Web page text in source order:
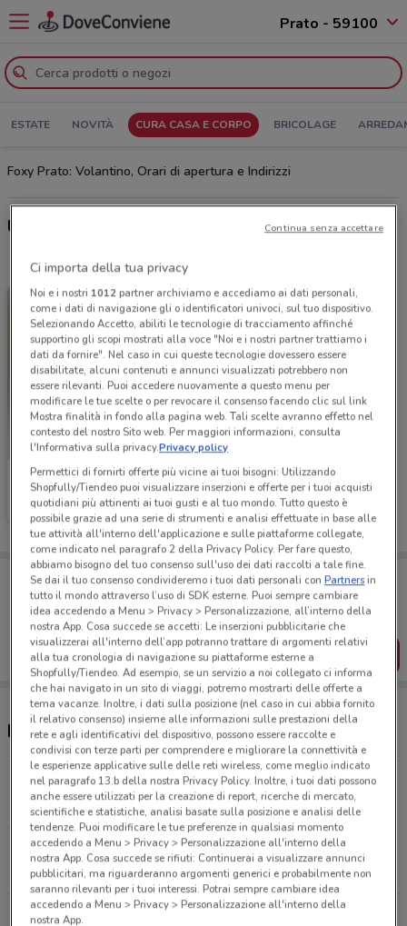
Prato - 59100
ESTATE NOVITÀ CURA CASA E CORPO BRICOLAGE
Foxy Prato: Volantino, Orari di apertura e Indirizzi
Ultime offerte del volantino Foxy
Foxy
Scade giovedì 75 m
Porta DoveConviene sempre con te!
Puoi trovare le migliori offerte dei negozi vicino a te,
salvarle e creare la tua lista del risparmio, comodamente
dal tuo cellulare.
SCARICA L’APP
Negozi Foxy a Prato
Piazza San Francesco, 21 Prato
75 m
APERTO
Corso Mazzoni 15 Prato
162 m
CHIUSO
Via Giuseppe Valentini, 1 Prato
Ci importa della tua privacy
Noi e i nostri 1012partner archiviamo e accediamo ai dati personali,
come i dati di navigazione gli o identificatori univoci, sul tuo dispositivo.
Selezionando Accetto, abiliti le tecnologie di tracciamento affinché
supportino gli scopi mostrati alla voce "Noi e i nostri partner trattiamo i
dati da fornire". Nel caso in cui queste tecnologie dovessero essere
disabilitate, alcuni contenuti e annunci visualizzati potrebbero non
essere rilevanti. Puoi accedere nuovamente a questo menu per
modificare le tue scelte o per revocare il consenso facendo clic sul link
Mostra finalità in fondo alla pagina web. Tali scelte avranno effetto nel
contesto del nostro Sito web. Per maggiori informazioni, consulta
l'Informativa sulla privacy.Privacy policy
Permettici di fornirti offerte più vicine ai tuoi bisogni: Utilizzando
Shopfully/Tiendeo puoi visualizzare inserzioni e offerte per i tuoi acquisti
quotidiani più attinenti ai tuoi gusti e al tuo mondo. Tutto questo è
possibile grazie ad una serie di strumenti e analisi effettuate in base alle
tue attività all'interno dell'applicazione e sulle piattaforme collegate,
come indicato nel paragrafo 2 della Privacy Policy. Per fare questo,
abbiamo bisogno del tuo consenso sull'uso dei dati raccolti a tale fine.
Se dai il tuo consenso condivideremo i tuoi dati personali conPartnersin
tutto il mondo attraverso l’uso di SDK esterne. Puoi sempre cambiare
idea accedendo a Menu > Privacy > Personalizzazione, all’interno della
nostra App. Cosa succede se accetti: Le inserzioni pubblicitarie che
visualizzerai all'interno dell’app potranno trattare di argomenti relativi
alla tua cronologia di navigazione su piattaforme esterne a
Shopfully/Tiendeo. Ad esempio, se un servizio a noi collegato ci informa
che hai navigato in un sito di viaggi, potremo mostrarti delle offerte a
tema vacanze. Inoltre, i dati sulla posizione (nel caso in cui abbia fornito
il relativo consenso) insieme alle informazioni sulle prestazioni della
rete e agli identificativi del dispositivo, possono essere raccolte e
condivisi con terze parti per comprendere e migliorare la connettività e
le esperienze applicative sulle delle reti wireless, come meglio indicato
nel paragrafo 13.b della nostra Privacy Policy. Inoltre, i tuoi dati possono
anche essere utilizzati per la creazione di report, ricerche di mercato,
scientifiche e statistiche, analisi basate sulla posizione e analisi delle
tendenze. Puoi modificare le tue preferenze in qualsiasi momento
accedendo a Menu > Privacy > Personalizzazione all'interno della
nostra App. Cosa succede se rifiuti: Continuerai a visualizzare annunci
pubblicitari, ma riguarderanno argomenti generici e probabilmente non
saranno rilevanti per i tuoi interessi. Potrai sempre cambiare idea
accedendo a Menu > Privacy > Personalizzazione all'interno della
nostra App.
Continua senza accettare